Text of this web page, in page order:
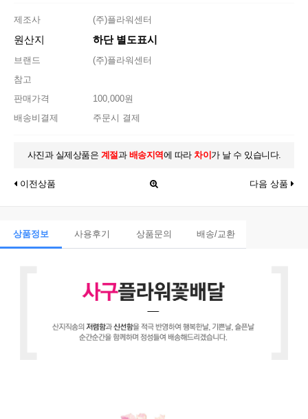
제조사 (주)플라워센터
원산지 하단 별도표시
브랜드
(주)플라워센터
참고
판매가격
100,000원
배송비결제
주문시 결제
사진과 실제상품은 계절과 배송지역에 따라 차이 가 날 수 있습니다.
이전상품 다음 상품
상품정보 사용후기 상품문의 배송/교환